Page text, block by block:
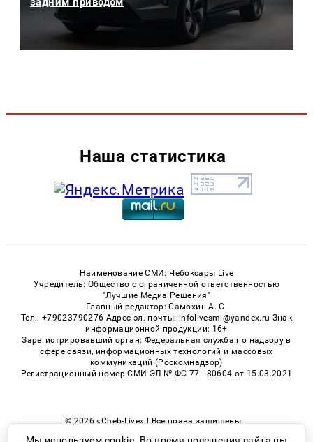
Наша статистика
Наименование СМИ: Чебоксары Live
Учредитель: Общество с ограниченной ответственностью
"Лучшие Медиа Решения"
Главный редактор: Самохин А. С.
Тел.: +79023790276 Адрес эл. почты: infolivesmi@yandex.ru Знак
информационной продукции: 16+
Зарегистрировавший орган: Федеральная служба по надзору в
сфере связи, информационных технологий и массовых
коммуникаций (Роскомнадзор)
Регистрационный номер СМИ ЭЛ № ФС 77 - 80604 от 15.03.2021
© 2026 «Cheb-Live» | Все права защищены
Возрастная категория сайта 16+